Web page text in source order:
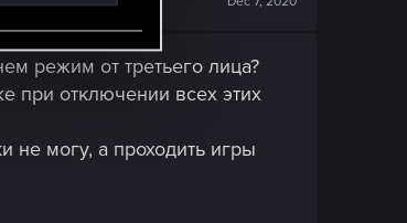
режим от третьего лица?
при отключении всех этих
не могу, а проходить игры